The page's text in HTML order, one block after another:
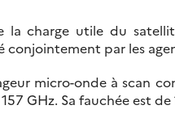
la charge utile du
par les
micro-onde à scan
GHz. Sa fauchée est de